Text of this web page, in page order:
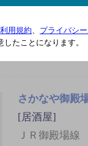
い。]
JR御殿場線御
住所：静岡県
さかなや御殿
[居酒屋]
ＪＲ御殿場
利用規約、 プライバシ
たことになります。